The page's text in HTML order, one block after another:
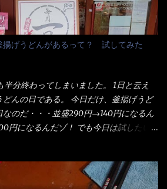
揚げうどんがあるって？ 試してみた
分終わってしまいました。 1日と云え
んの日である。 今日だけ、釜揚げうど
なのだ・・・並盛290円→140円になるん
円になるんだゾ！ でも今日は試したい
きるまで湯に浸かっているわけで、最
うかコシが違う！ だったら湯なんか要